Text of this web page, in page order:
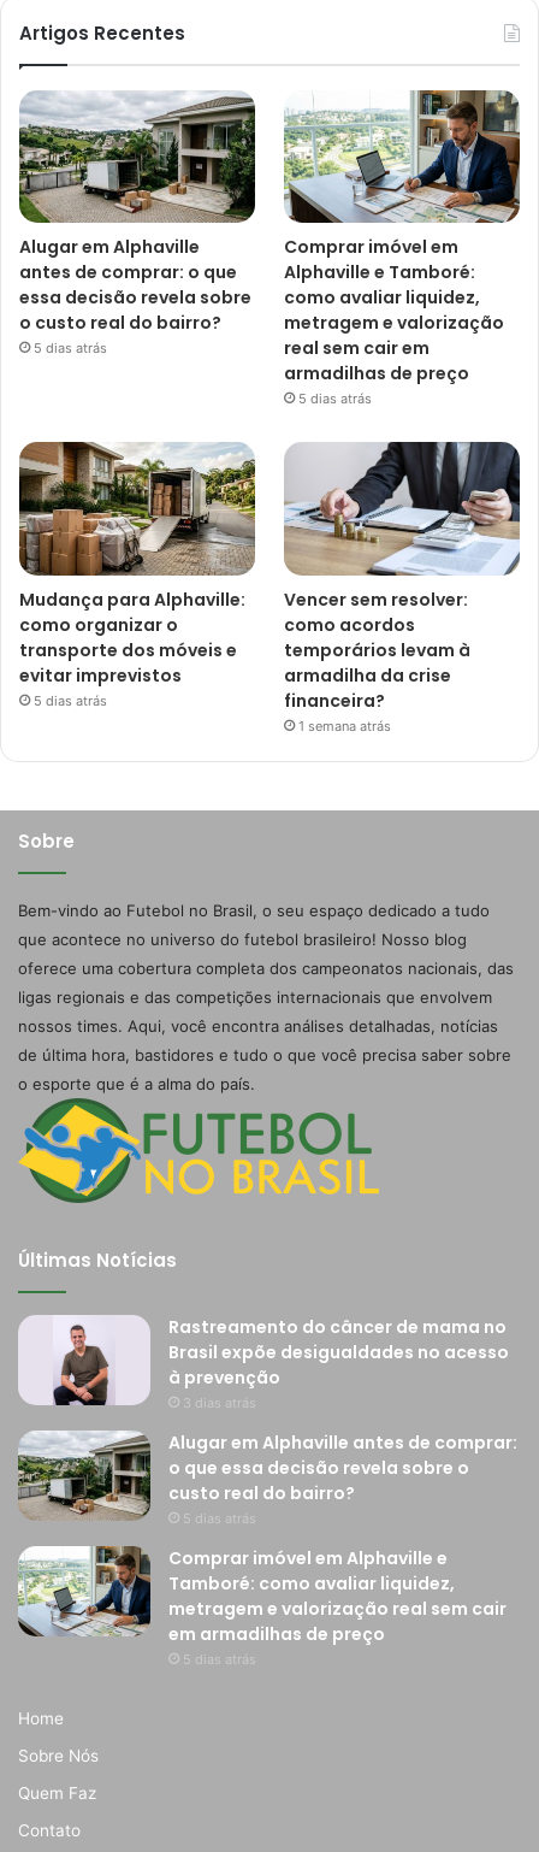
Artigos Recentes
Alugar em Alphaville
antes de comprar: o que
essa decisão revela sobre
o custo real do bairro?
5 dias atrás
Comprar imóvel em
Alphaville e Tamboré:
como avaliar liquidez,
metragem e valorização
real sem cair em
armadilhas de preço
5 dias atrás
Mudança para Alphaville:
como organizar o
transporte dos móveis e
evitar imprevistos
5 dias atrás
Vencer sem resolver:
como acordos
temporários levam à
armadilha da crise
financeira?
1 semana atrás
Sobre
Bem-vindo ao Futebol no Brasil, o seu espaço dedicado a tudo
que acontece no universo do futebol brasileiro! Nosso blog
oferece uma cobertura completa dos campeonatos nacionais, das
ligas regionais e das competições internacionais que envolvem
nossos times. Aqui, você encontra análises detalhadas, notícias
de última hora, bastidores e tudo o que você precisa saber sobre
o esporte que é a alma do país.
Últimas Notícias
Rastreamento do câncer de mama no
Brasil expõe desigualdades no acesso
à prevenção
3 dias atrás
Alugar em Alphaville antes de comprar:
o que essa decisão revela sobre o
custo real do bairro?
5 dias atrás
Comprar imóvel em Alphaville e
Tamboré: como avaliar liquidez,
metragem e valorização real sem cair
em armadilhas de preço
5 dias atrás
Home
Sobre Nós
Quem Faz
Contato